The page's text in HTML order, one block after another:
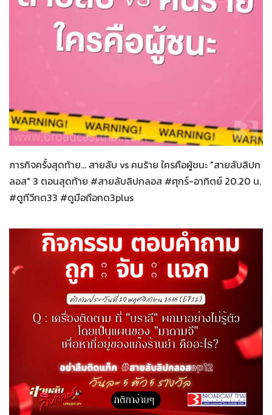
21-11-2565 สายลับลิปกลอส
ภารกิจครั้งสุดท้าย... สายลับ vs คนร้าย ใครคือผู้ชนะ "สายลับลิปก
ลอส" 3 ตอนสุดท้าย #สายลับลิปกลอส #ศุกร์-อาทิตย์ 20.20 น.
#ดูทีวีกด33 #ดูมือถือกด3plus